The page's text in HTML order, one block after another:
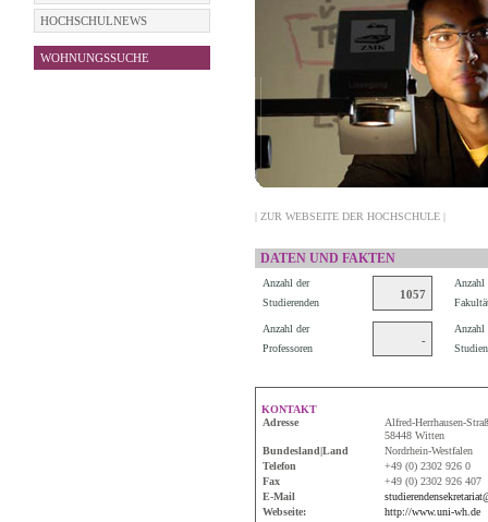
HOCHSCHULNEWS
WOHNUNGSSUCHE
| ZUR WEBSEITE DER HOCHSCHULE |
DATEN UND FAKTEN
Anzahl der
Studierenden
1057
Anzahl
Anzahl der
Professoren
-
Anzahl
KONTAKT
Adresse
Alfred-Herrhausen-
58448 Witten
Bundesland|Land
Nordrhein-Westfalen
Telefon
+49 (0) 2302 926 0
Fax
+49 (0) 2302 926 407
E-Mail
Webseite:
http://www.uni-wh.de